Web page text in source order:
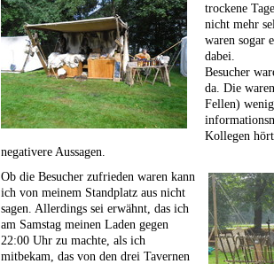
trockene
nicht mehr
waren sogar
dabei.
Besucher
da. Die
Fellen)
Kollegen
negativere Aussagen.
Ob die Besucher zufrieden waren kann
ich von meinem Standplatz aus nicht
sagen. Allerdings sei erwähnt, das ich
am Samstag meinen Laden gegen
22:00 Uhr zu machte, als ich
mitbekam, das von den drei Tavernen